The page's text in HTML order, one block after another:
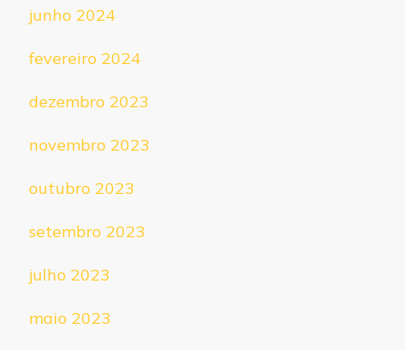
junho 2024
fevereiro 2024
dezembro 2023
novembro 2023
outubro 2023
setembro 2023
julho 2023
maio 2023